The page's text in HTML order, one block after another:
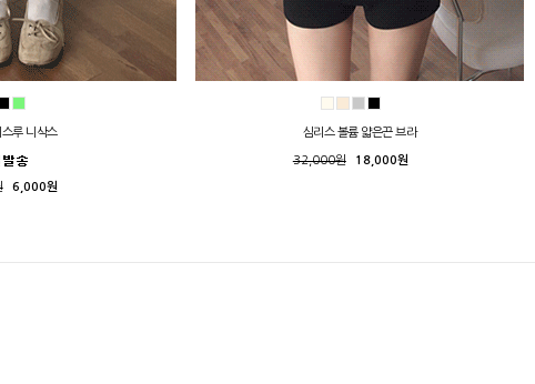
스루 니삭스
6,000원
심리스 볼륨 얇은끈 브라
32,000원 18,000원